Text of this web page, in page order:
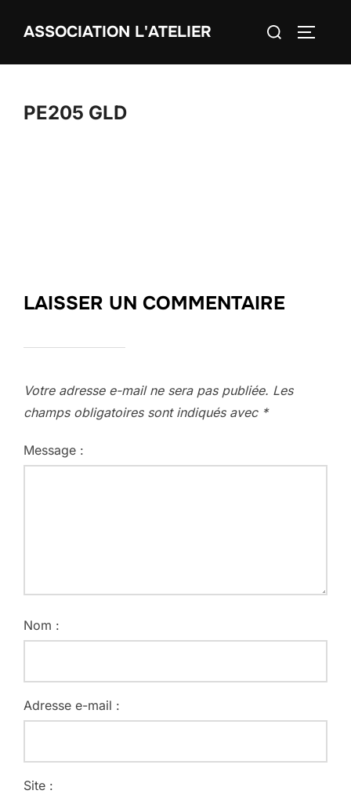
ASSOCIATION L'ATELIER Rechercher :
PE205 GLD
LAISSER UN COMMENTAIRE
Votre adresse e-mail ne sera pas publiée. Les
champs obligatoires sont indiqués avec *
Message :
Nom :
Adresse e-mail :
Site :